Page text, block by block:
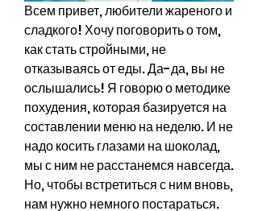
Всем привет, любители жареного и
сладкого! Хочу поговорить о том,
как стать стройными, не
отказываясь от еды. Да-да, вы не
ослышались! Я говорю о методике
похудения, которая базируется на
составлении меню на неделю. И не
надо косить глазами на шоколад,
мы с ним не расстанемся навсегда.
Но, чтобы встретиться с ним вновь,
нам нужно немного постараться.